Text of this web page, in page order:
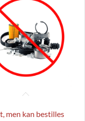
men kan bestilles